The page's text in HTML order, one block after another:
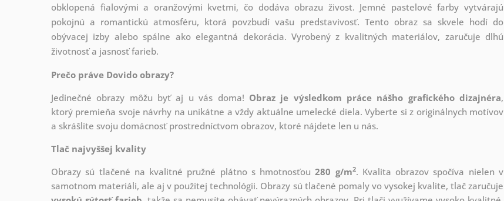
obklopená fialovými a oranžovými kvetmi, čo dodáva obrazu živost. Jemné pastelové farby vytvárajú
pokojnú a romantickú atmosféru, ktorá povzbudí vašu predstavivosť. Tento obraz sa skvele hodí do
obývacej izby alebo spálne ako elegantná dekorácia. Vyrobený z kvalitných materiálov, zaručuje dlhú
životnosť a jasnosť farieb.
Prečo práve Dovido obrazy?
Jedinečné obrazy môžu byť aj u vás doma! Obraz je výsledkom práce nášho grafického dizajnéra,
ktorý premieňa svoje návrhy na unikátne a vždy aktuálne umelecké diela. Vyberte si z originálnych motívov
a skrášlite svoju domácnosť prostredníctvom obrazov, ktoré nájdete len u nás.
Tlač najvyššej kvality
Obrazy sú tlačené na kvalitné pružné plátno s hmotnosťou280 g/m2. Kvalita obrazov spočíva nielen v
samotnom materiáli, ale aj v použitej technológii. Obrazy sú tlačené pomaly vo vysokej kvalite, tlač zaručuje